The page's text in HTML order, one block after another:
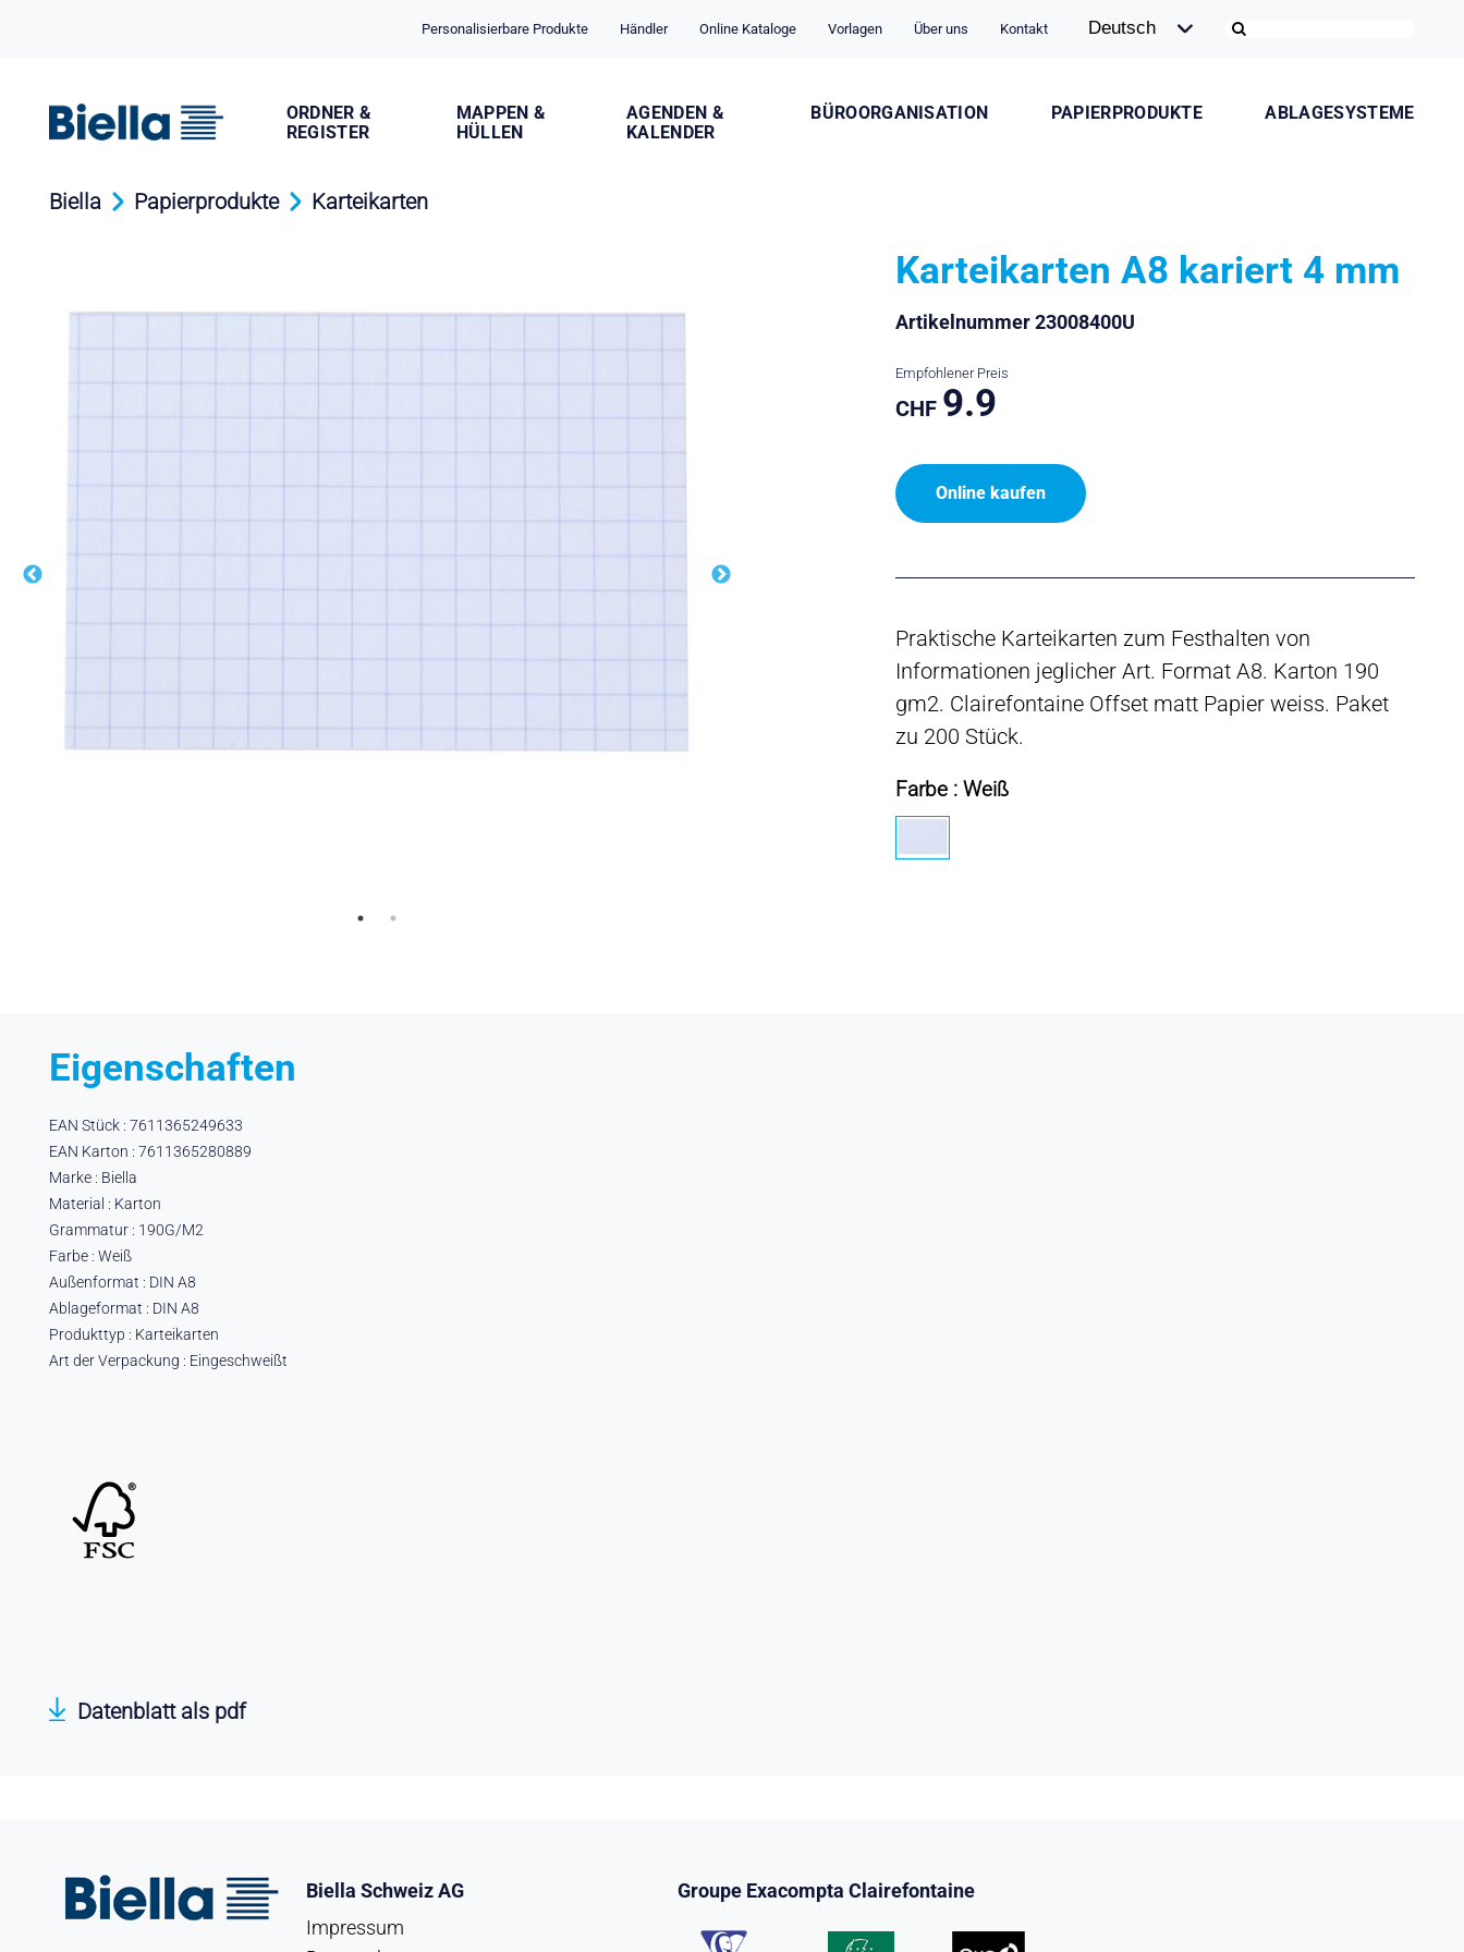
Personalisierbare Produkte Händler Online Kataloge Vorlagen Über uns Kontakt
PAPIERPRODUKTE ABLAGESYSTEME
BÜROORGANISATION
ORDNER &
REGISTER
MAPPEN &
HÜLLEN
AGENDEN &
KALENDER
Biella Papierprodukte Karteikarten
Karteikarten A8 kariert 4 mm
Artikelnummer 23008400U
Empfohlener Preis
CHF 9.9
Online kaufen
Praktische Karteikarten zum Festhalten von
Informationen jeglicher Art. Format A8. Karton 190
gm2. Clairefontaine Offset matt Papier weiss. Paket
zu 200 Stück.
Farbe : Weiß
Eigenschaften
EAN Stück : 7611365249633
EAN Karton : 7611365280889
Marke : Biella
Material : Karton
Grammatur : 190G/M2
Farbe : Weiß
Außenformat : DIN A8
Ablageformat : DIN A8
Produkttyp : Karteikarten
Art der Verpackung : Eingeschweißt
Datenblatt als pdf
Biella Schweiz AG
Impressum
Groupe Exacompta Clairefontaine